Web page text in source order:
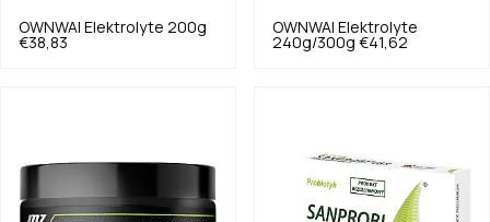
OWNWAI
Elektrolyte 200g
€38,83
OWNWAI
Elektrolyte
240g/300g €41,62